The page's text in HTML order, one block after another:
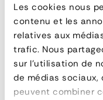
Les cookies nous
contenu et les
relatives aux
trafic. Nous
sur l'utilisation de
de médias
peuvent combiner
referenceA.PDC L
manufacturer
ALTEC FRANCE
longueur (mm)
hauteur (mm)
largeur (mm) 1000
poids21 kg